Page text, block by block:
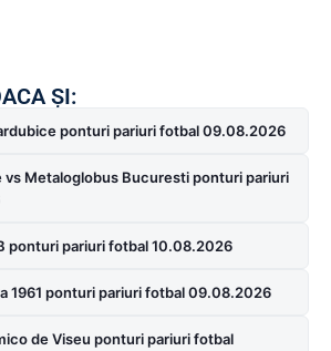
ȘI:
ponturi pariuri fotbal 09.08.2026
vs Metaloglobus Bucuresti ponturi pariuri
ponturi pariuri fotbal 10.08.2026
1961 ponturi pariuri fotbal 09.08.2026
de Viseu ponturi pariuri fotbal